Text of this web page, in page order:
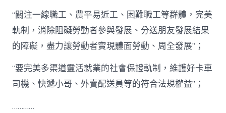
“關注一線職工、農平易近工、困難職工等群體，完美
軌制，消除阻礙勞動者參與發展、分送朋友發展結果
的障礙，盡力讓勞動者實現體面勞動、周全發展”；
“要完美多渠道靈活就業的社會保證軌制，維護好卡車
司機、快遞小哥、外賣配送員等的符合法規權益”；
…………